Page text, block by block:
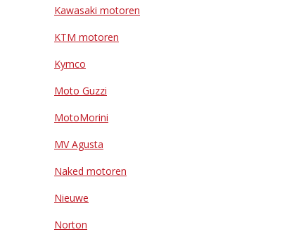
Kawasaki motoren
KTM motoren
Kymco
Moto Guzzi
MotoMorini
MV Agusta
Naked motoren
Nieuwe
Norton